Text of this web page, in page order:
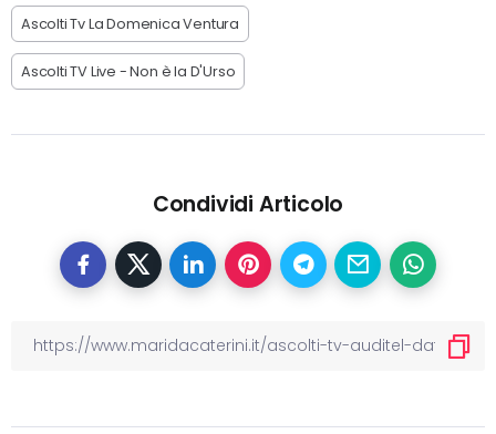
Ascolti Tv La Domenica Ventura
Ascolti TV Live - Non è la D'Urso
Condividi Articolo